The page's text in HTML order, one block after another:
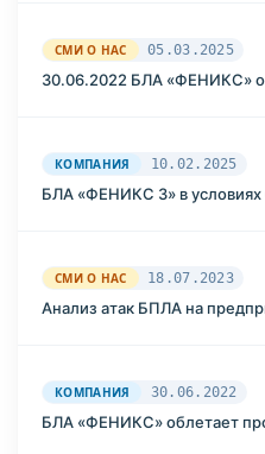
СМИ О НАС 05.03.2025
30.06.2022 БЛА «ФЕНИКС»
КОМПАНИЯ 10.02.2025
БЛА «ФЕНИКС 3» в условиях
СМИ О НАС 18.07.2023
Анализ атак БПЛА на
КОМПАНИЯ 30.06.2022
БЛА «ФЕНИКС» облетает